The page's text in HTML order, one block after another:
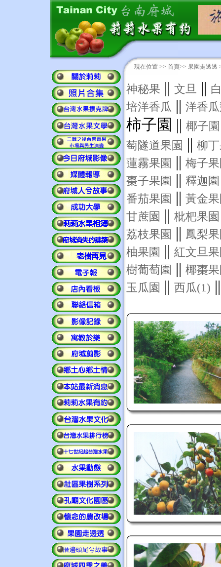
神秘果 || 文旦 ||
培洋香瓜 || 洋香
柿子園 || 椰子園
萄隧道果園 || 柳
蓮霧果園 || 梅子
棗子果園 || 釋迦園
番茄果園 || 黃金
甘蔗園 || 枇杷果園
荔枝果園 || 鳳梨
柚果園 || 紅文旦
樹葡萄園 || 椰棗
玉瓜園 || 西瓜(1)
現在位置 >> 首頁>> 果園走透透